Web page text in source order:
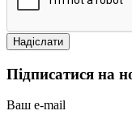
Підписатися на
Ваш e-mail